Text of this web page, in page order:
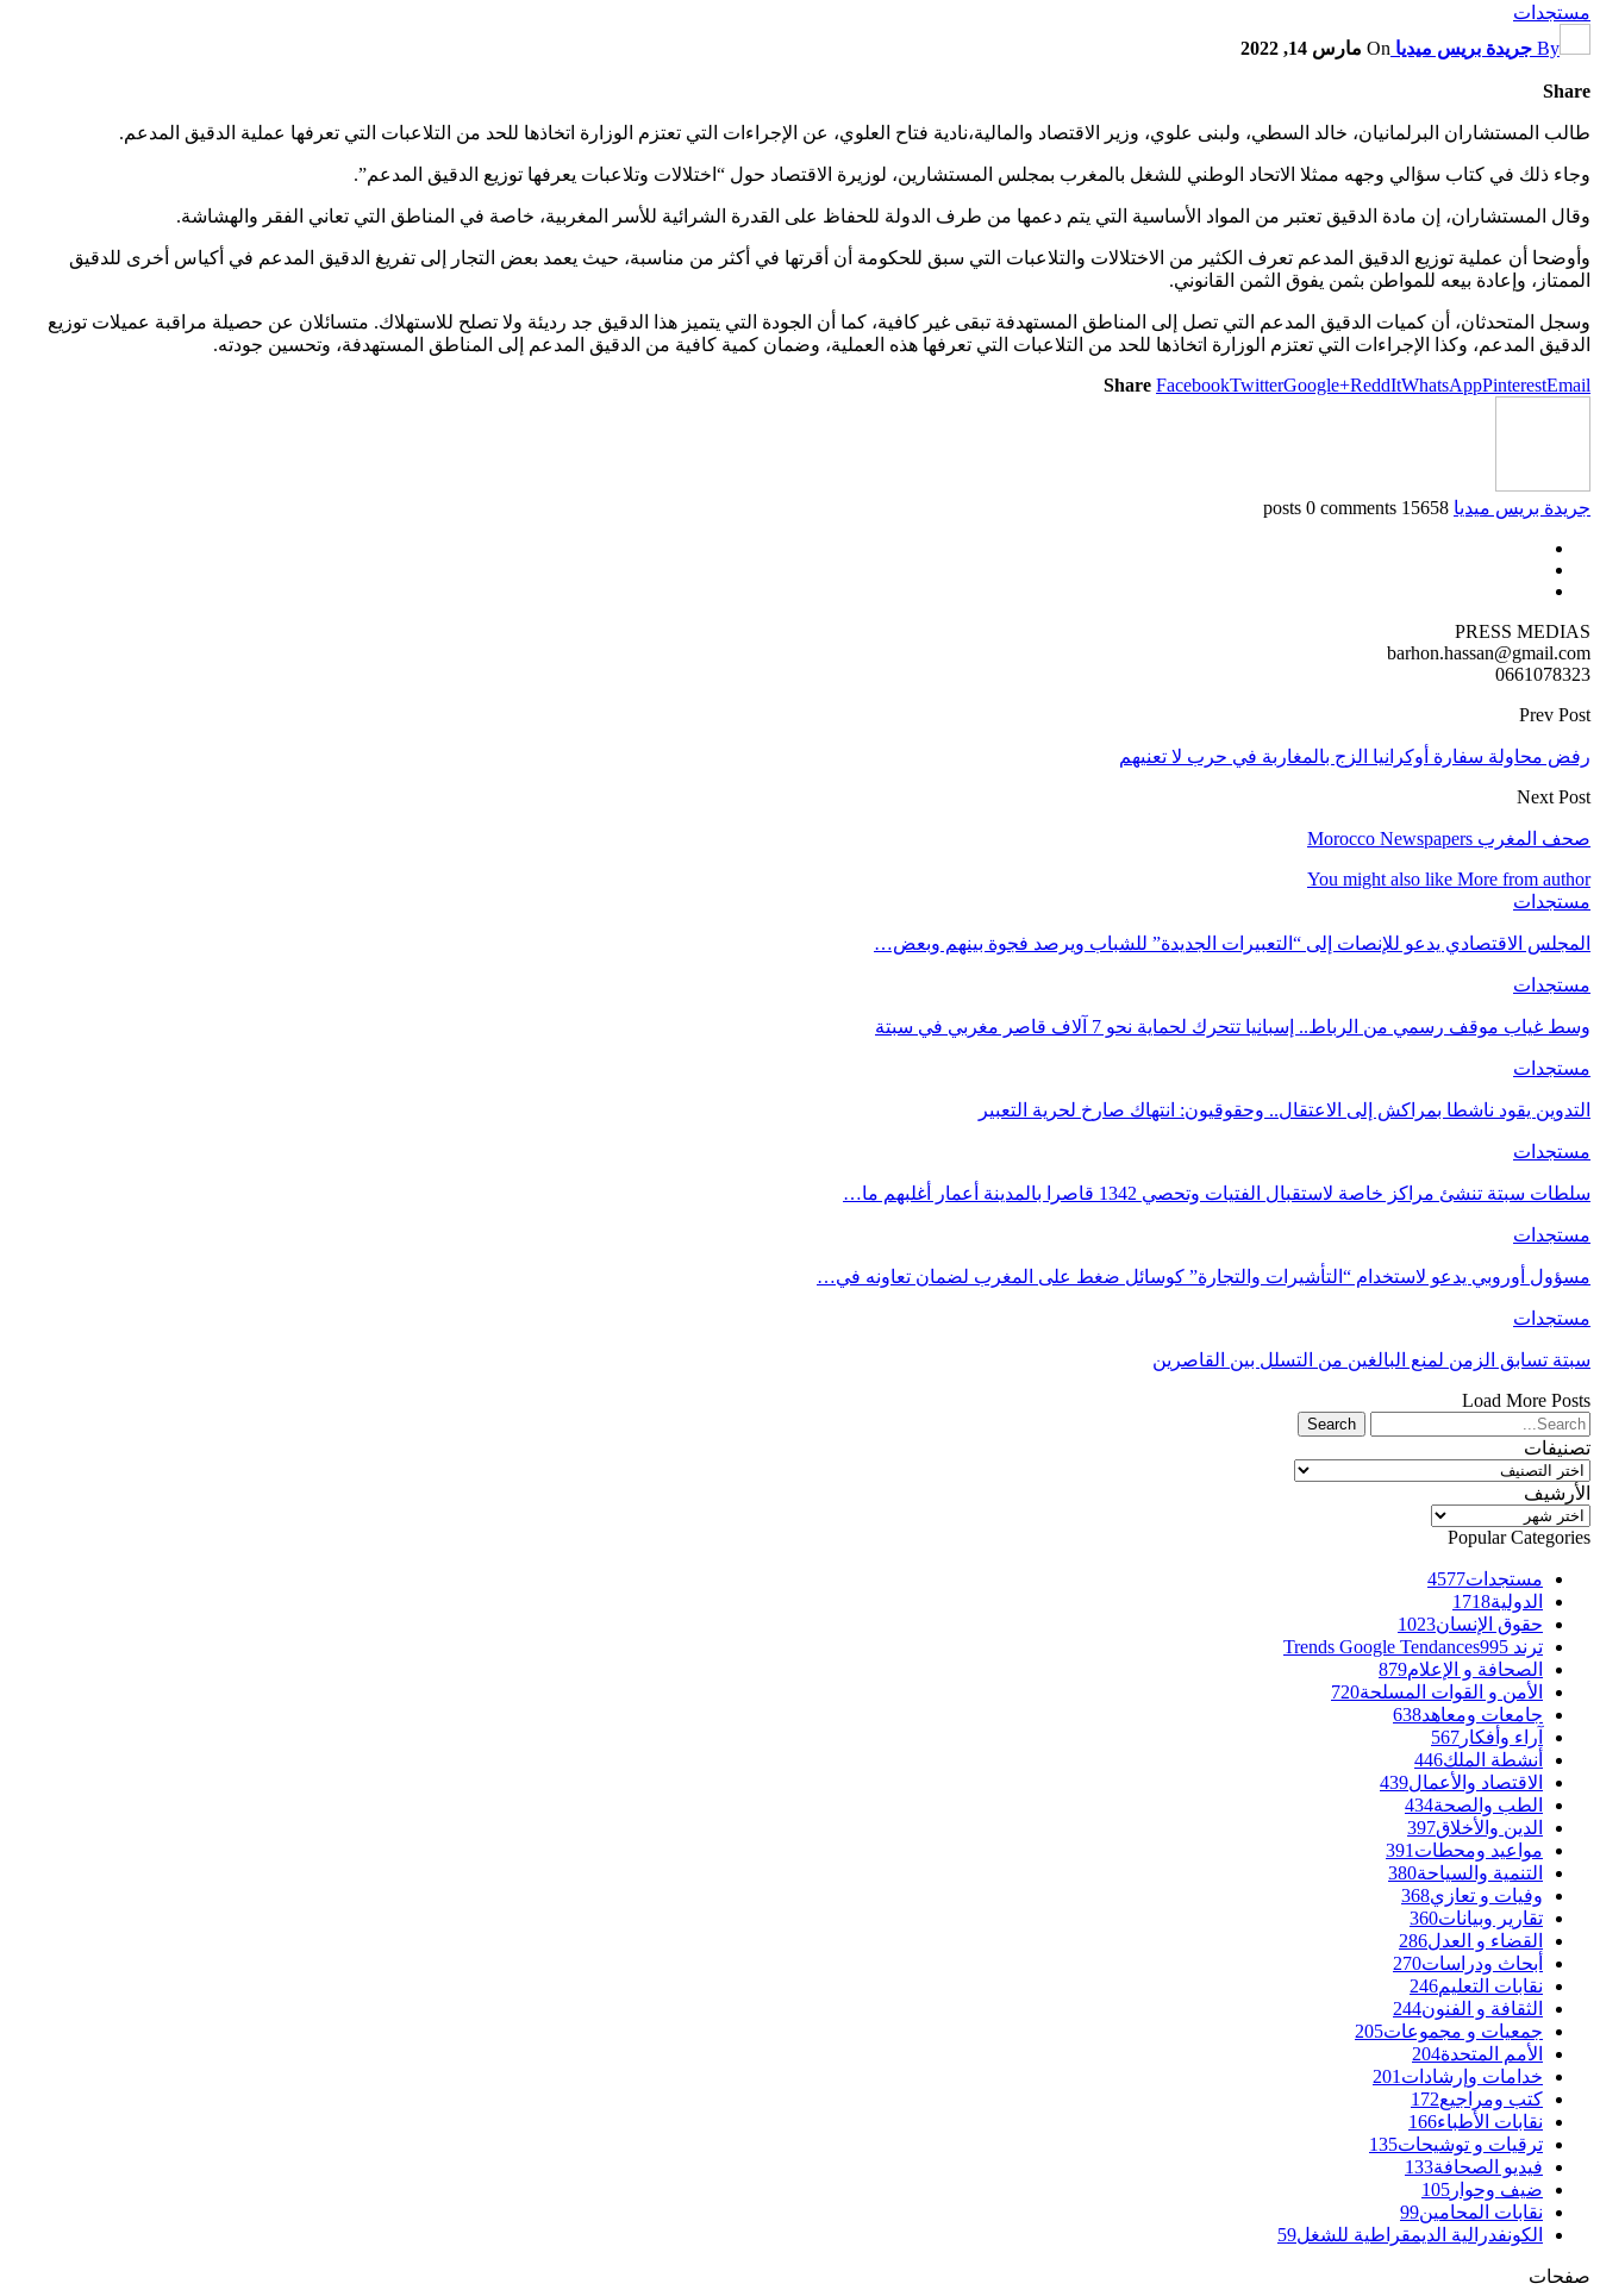
مستجدات
By جريدة بريس ميديا On مارس 14, 2022
Share
طالب المستشاران البرلمانيان، خالد السطي، ولبنى علوي، وزير الاقتصاد والمالية،نادية فتاح العلوي، عن الإجراءات التي تعتزم الوزارة اتخاذها للحد من التلاعبات التي تعرفها عملية الدقيق المدعم.
وجاء ذلك في كتاب سؤالي وجهه ممثلا الاتحاد الوطني للشغل بالمغرب بمجلس المستشارين، لوزيرة الاقتصاد حول “اختلالات وتلاعبات يعرفها توزيع الدقيق المدعم”.
وقال المستشاران، إن مادة الدقيق تعتبر من المواد الأساسية التي يتم دعمها من طرف الدولة للحفاظ على القدرة الشرائية للأسر المغربية، خاصة في المناطق التي تعاني الفقر والهشاشة.
وأوضحا أن عملية توزيع الدقيق المدعم تعرف الكثير من الاختلالات والتلاعبات التي سبق للحكومة أن أقرتها في أكثر من مناسبة، حيث يعمد بعض التجار إلى تفريغ الدقيق المدعم في أكياس أخرى للدقيق
الممتاز، وإعادة بيعه للمواطن بثمن يفوق الثمن القانوني.
وسجل المتحدثان، أن كميات الدقيق المدعم التي تصل إلى المناطق المستهدفة تبقى غير كافية، كما أن الجودة التي يتميز هذا الدقيق جد رديئة ولا تصلح للاستهلاك. متسائلان عن حصيلة مراقبة عميلات توزيع
الدقيق المدعم، وكذا الإجراءات التي تعتزم الوزارة اتخاذها للحد من التلاعبات التي تعرفها هذه العملية، وضمان كمية كافية من الدقيق المدعم إلى المناطق المستهدفة، وتحسين جودته.
Share FacebookTwitterGoogle+ReddItWhatsAppPinterestEmail
جريدة بريس ميديا 15658 posts
0 comments
PRESS MEDIAS
barhon.hassan@gmail.com
0661078323
Prev Post
رفض محاولة سفارة أوكرانيا الزج بالمغاربة في حرب لا تعنيهم
Next Post
صحف المغرب Morocco Newspapers
You might also like More from author
مستجدات
المجلس الاقتصادي يدعو للإنصات إلى “التعبيرات الجديدة” للشباب ويرصد فجوة بينهم وبعض…
مستجدات
وسط غياب موقف رسمي من الرباط.. إسبانيا تتحرك لحماية نحو 7 آلاف قاصر مغربي في سبتة
مستجدات
التدوين يقود ناشطا بمراكش إلى الاعتقال.. وحقوقيون: انتهاك صارخ لحرية التعبير
مستجدات
سلطات سبتة تنشئ مراكز خاصة لاستقبال الفتيات وتحصي 1342 قاصرا بالمدينة أعمار أغلبهم ما…
مستجدات
مسؤول أوروبي يدعو لاستخدام “التأشيرات والتجارة” كوسائل ضغط على المغرب لضمان تعاونه في…
مستجدات
سبتة تسابق الزمن لمنع البالغين من التسلل بين القاصرين
Load More Posts
تصنيفات
تصنيفات
الأرشيف
الأرشيف
Popular Categories
مستجدات4577
الدولية1718
حقوق الإنسان1023
ترند Trends Google Tendances 995
الصحافة و الإعلام879
الأمن و القوات المسلحة720
جامعات ومعاهد638
آراء وأفكار 567
أنشطة الملك446
الاقتصاد والأعمال439
الطب والصحة434
الدين والأخلاق397
مواعيد ومحطات 391
التنمية والسياحة380
وفيات و تعازي368
تقارير وبيانات360
القضاء و العدل286
أبحاث ودراسات270
نقابات التعليم246
الثقافة و الفنون244
جمعيات و مجموعات205
الأمم المتحدة204
خدامات وإرشادات 201
كتب ومراجيع172
نقابات الأطباء166
ترقيات و توشيحات135
فيديو الصحافة133
ضيف وحوار 105
نقابات المحامين99
الكونفدرالية الديمقراطية للشغل59
صفحات